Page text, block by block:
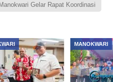
Gelar Rapat Koordinasi
MANOKWARI